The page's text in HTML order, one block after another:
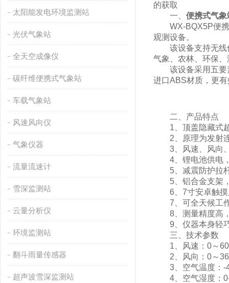
太阳能发电环境监测站
光伏气象站
全天空成像仪
碳纤维便携式气象站
车载气象站
风速风向仪
气象仪器
流量流速计
雪深监测站
云量分析仪
环境监测站
翻斗雨量传感器
超声波雪深监测站
的获取
一、 便携式气象
WX-BQX5P便携
观测设备。
该设备支持无线传
气象、农林、环保
该设备采用五要素
进口ABS材质，更
二、产品特点
1、顶盖隐藏式超
2、原理为发射连
3、风速、风向、
4、锂电池供电，
5、减震防护拉杆
5、铝合金支架
6、7寸安卓触摸
7、可全天候工作
8、测量精度高，
9、仪器本身轻巧
三、技术参数
1、风速：0～
2、风向：0～
3、空气温度：-
4、空气湿度：0-